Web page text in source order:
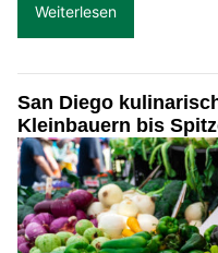
Weiterlesen
San Diego
Kleinbauern bis